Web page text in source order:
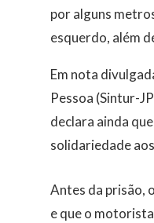
por alguns
esquerdo, além
Em nota
Pessoa (Sintur-
declara ainda
solidariedade
Antes da prisão,
e que o